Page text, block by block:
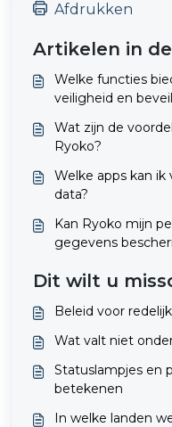
Afdrukken
Artikelen in
Welke functies
veiligheid en
Wat zijn de
Ryoko?
Welke apps kan ik
data?
Kan Ryoko mijn
gegevens
Dit wilt u
Beleid voor
Wat valt niet
Statuslampjes en
betekenen
In welke landen